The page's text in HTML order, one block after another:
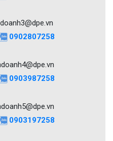
0902807258
0903987258
0903197258